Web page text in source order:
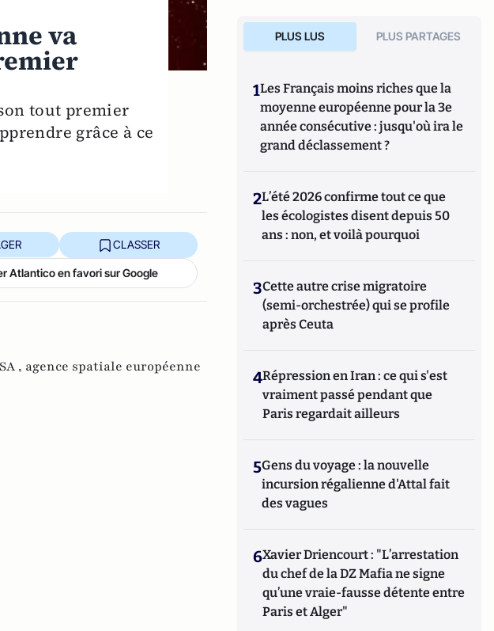
va
tout premier
grâce à ce
CLASSER
Atlantico en favori sur Google
, agence spatiale européenne
PLUS LUS PLUS PARTAGES
1Les Français moins riches que la
moyenne européenne pour la 3e
année consécutive : jusqu'où ira le
grand déclassement ?
2L’été 2026 confirme tout ce que
les écologistes disent depuis 50
ans : non, et voilà pourquoi
3Cette autre crise migratoire
(semi-orchestrée) qui se profile
après Ceuta
4Répression en Iran : ce qui s'est
vraiment passé pendant que
Paris regardait ailleurs
5Gens du voyage : la nouvelle
incursion régalienne d'Attal fait
des vagues
6Xavier Driencourt : "L’arrestation
du chef de la DZ Mafia ne signe
qu’une vraie-fausse détente entre
Paris et Alger"